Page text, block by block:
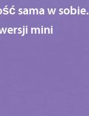
sama w sobie.
mini